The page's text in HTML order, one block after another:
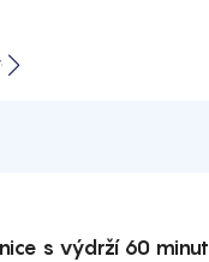
video
s výdrží 60 minut